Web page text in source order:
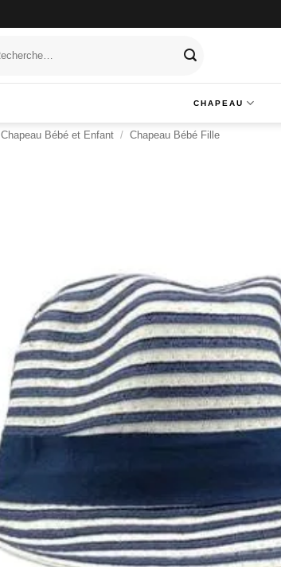
CHAPEAU
Chapeau Bébé et Enfant / Chapeau Bébé Fille